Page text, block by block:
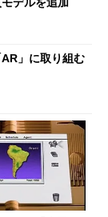
」に取り組む